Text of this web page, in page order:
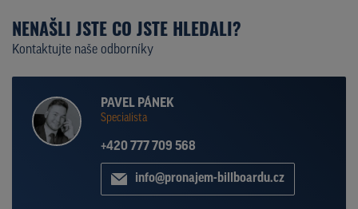
NENAŠLI JSTE CO JSTE HLEDALI?
Kontaktujte naše odborníky
PAVEL PÁNEK
Specialista
+420 777 709 568
info@pronajem-billboardu.cz